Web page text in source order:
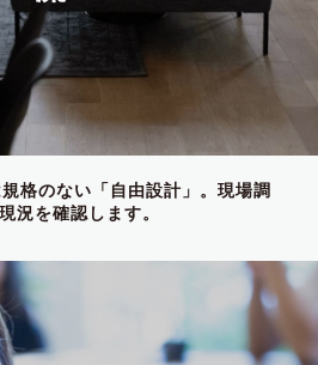
格のない「自由設計」。現場調
況を確認します。